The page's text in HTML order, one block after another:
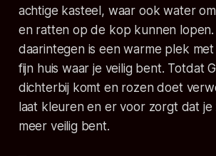
achtige kasteel, waar ook water
en ratten op de kop kunnen lopen.
daarintegen is een warme plek
fijn huis waar je veilig bent. Totdat
dichterbij komt en rozen doet
laat kleuren en er voor zorgt dat je
meer veilig bent.